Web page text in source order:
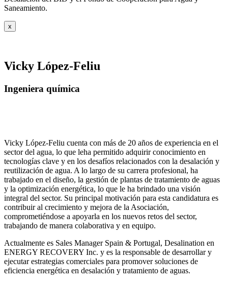
Saneamiento.
x
Vicky López-Feliu
Ingeniera química
Vicky López-Feliu cuenta con más de 20 años de experiencia en el
sector del agua, lo que leha permitido adquirir conocimiento en
tecnologías clave y en los desafíos relacionados con la desalación y
reutilización de agua. A lo largo de su carrera profesional, ha
trabajado en el diseño, la gestión de plantas de tratamiento de aguas
y la optimización energética, lo que le ha brindado una visión
integral del sector. Su principal motivación para esta candidatura es
contribuir al crecimiento y mejora de la Asociación,
comprometiéndose a apoyarla en los nuevos retos del sector,
trabajando de manera colaborativa y en equipo.
Actualmente es Sales Manager Spain & Portugal, Desalination en
ENERGY RECOVERY Inc. y es la responsable de desarrollar y
ejecutar estrategias comerciales para promover soluciones de
eficiencia energética en desalación y tratamiento de aguas.